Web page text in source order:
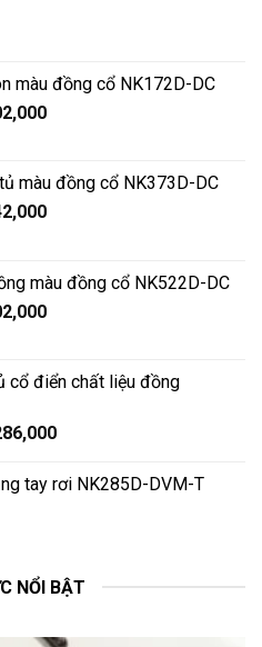
màu đồng cổ NK172D-DC
màu đồng cổ NK373D-DC
màu đồng cổ NK522D-DC
cổ điển chất liệu đồng
tay rơi NK285D-DVM-T
NỔI BẬT